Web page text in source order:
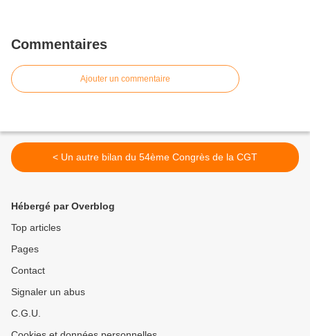
Commentaires
Ajouter un commentaire
< Un autre bilan du 54ème Congrès de la CGT
Hébergé par Overblog
Top articles
Pages
Contact
Signaler un abus
C.G.U.